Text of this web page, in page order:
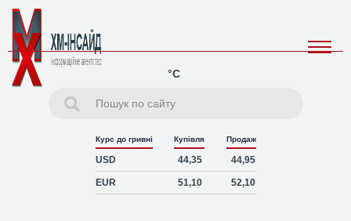
°C
Курс до гривні Купівля Продаж
USD 44,35 44,95
EUR 51,10 52,10